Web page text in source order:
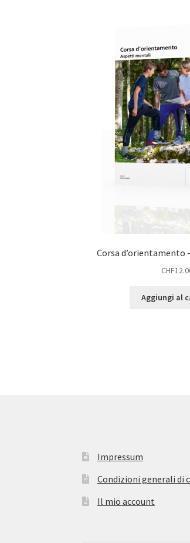
Corsa
CHF
Aggiungi al
Impressum
Condizioni generali di
Il mio account